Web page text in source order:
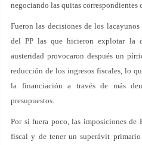
negociando las quitas correspondientes
Fueron las decisiones de los
del PP las que hicieron explotar la
austeridad provocaron después un
reducción de los ingresos fiscales, lo
la financiación a través de más
presupuestos.
Por si fuera poco, las imposiciones
fiscal y de tener un superávit